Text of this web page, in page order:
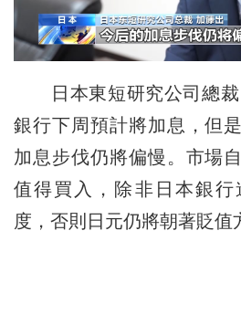
日本東短研究公司總裁
銀行下周預計將加息，但
加息步伐仍將偏慢。市場
值得買入，除非日本銀行
度，否則日元仍將朝著貶值